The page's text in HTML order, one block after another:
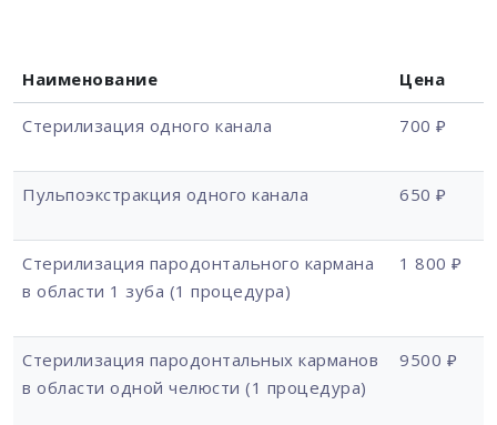
Наименование Цена
Стерилизация одного канала 700 ₽
Пульпоэкстракция одного канала 650 ₽
Стерилизация пародонтального кармана
в области 1 зуба (1 процедура)
1 800 ₽
Стерилизация пародонтальных карманов
в области одной челюсти (1 процедура)
9500 ₽